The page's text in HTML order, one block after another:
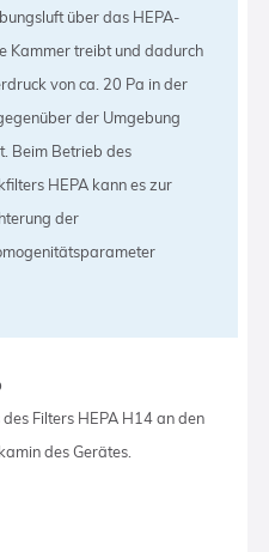
über das HEPA-
Kammer treibt und dadurch
von ca. 20 Pa in der
der Umgebung
Beim Betrieb des
HEPA kann es zur
der
des Filters HEPA H14 an den
des Gerätes.